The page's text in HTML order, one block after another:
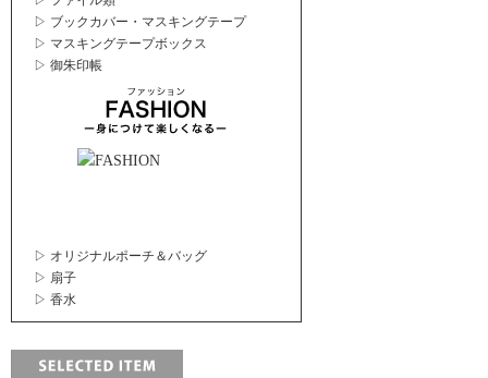
▷ ブックカバー・マスキングテープ
▷ マスキングテープボックス
▷ 御朱印帳
▷ オリジナルポーチ＆バッグ
▷ 扇子
▷ 香水